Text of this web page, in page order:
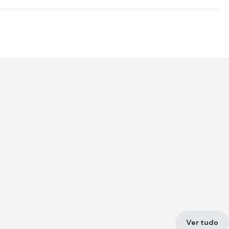
Ver tudo